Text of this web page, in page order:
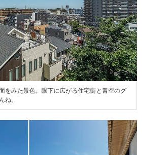
をみた景色。眼下に広がる住宅街と青空のグ
ね。